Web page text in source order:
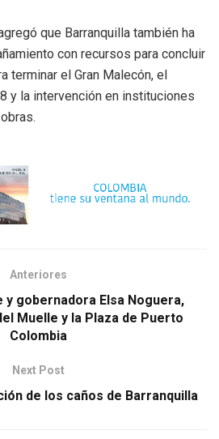
que Barranquilla también ha
con recursos para concluir
terminar el Gran Malecón, el
y la intervención en instituciones
Anteriores
y gobernadora Elsa Noguera,
Muelle y la Plaza de Puerto
Colombia
Next Post
de los caños de Barranquilla